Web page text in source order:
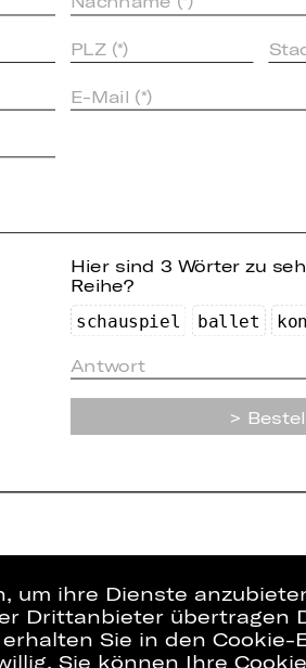
Hier sind 3 Wörter zu
Reihe?
us
sc piel
ha l let
ba k
um ihre Dienste
Drittanbieter übertragen
Sie in den
Sie können Ihre